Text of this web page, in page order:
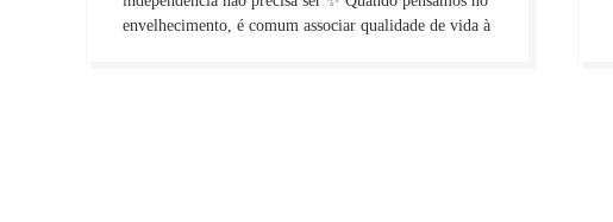
envelhecimento, é comum associar qualidade de vida à